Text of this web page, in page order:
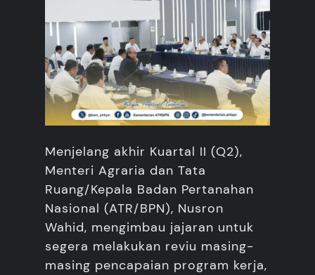
Menjelang akhir Kuartal II (Q2),
Menteri Agraria dan Tata
Ruang/Kepala Badan Pertanahan
Nasional (ATR/BPN), Nusron
Wahid, mengimbau jajaran untuk
segera melakukan reviu masing-
masing pencapaian program kerja,